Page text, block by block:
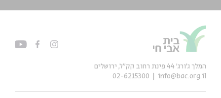
המלך ג'ורג' 44 פינת רחוב קק״ל, ירושלים
info@bac.org.il
02-6215300